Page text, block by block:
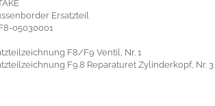
Ersatzteil
05030001
F8/F9 Ventil, Nr. 1
F9.8 Reparaturet Zylinderkopf, Nr. 3